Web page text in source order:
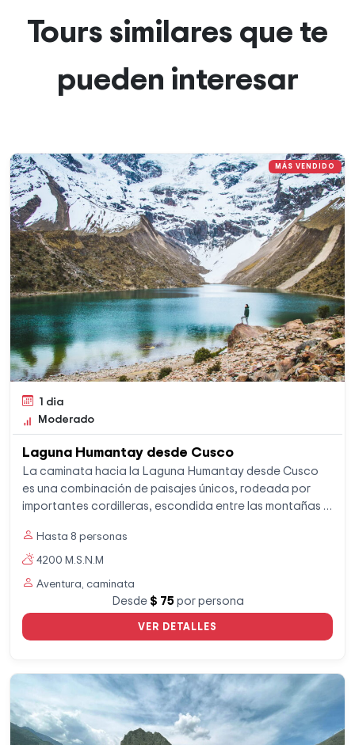
Tours similares que te
pueden interesar
MÁS VENDIDO
1 dia
Moderado
Laguna Humantay desde Cusco
La caminata hacia la Laguna Humantay desde Cusco
es una combinación de paisajes únicos, rodeada por
importantes cordilleras, escondida entre las montañas y
Hasta 8 personas
4200 M.S.N.M
Aventura, caminata
Desde$ 75por persona
VER DETALLES